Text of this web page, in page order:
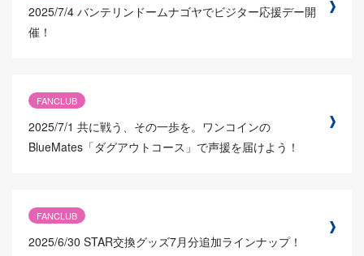
2025/7/4 バンテリンドームナゴヤでビジター応援デー開
催！
FANCLUB
2025/7/1 共に戦う、その一歩を。ワンコインの
BlueMates「ダグアウトコース」で声援を届けよう！
FANCLUB
2025/6/30 STAR交換グッズ7月分追加ラインナップ！